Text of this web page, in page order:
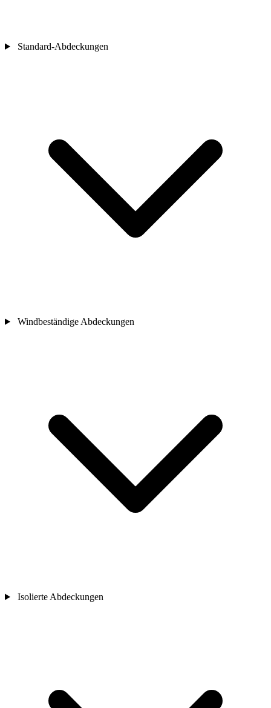
Standard-Abdeckungen
Windbeständige Abdeckungen
Isolierte Abdeckungen